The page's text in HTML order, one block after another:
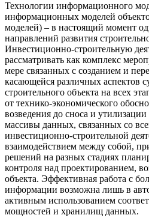
Технологии информационного
информационных моделей
моделей) – в настоящий момент
направлений развития
Инвестиционно-строительную
рассматривать как комплекс
мере связанных с созданием и
касающейся различных аспектов
строительного объекта на всех
от технико-экономического
возведения до сноса и
массивы данных, связанных со
инвестиционно-строительной
взаимодействием между собой,
решений на разных стадиях
контроля над проектированием,
объекта. Эффективная работа с
информации возможна лишь в
активным использованием
мощностей и хранилищ данных.